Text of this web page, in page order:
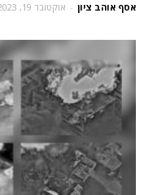
אסף אוהב ציון - אוקטובר 19, 2023